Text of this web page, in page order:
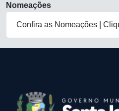
Nomeações
Confira as Nomeações |